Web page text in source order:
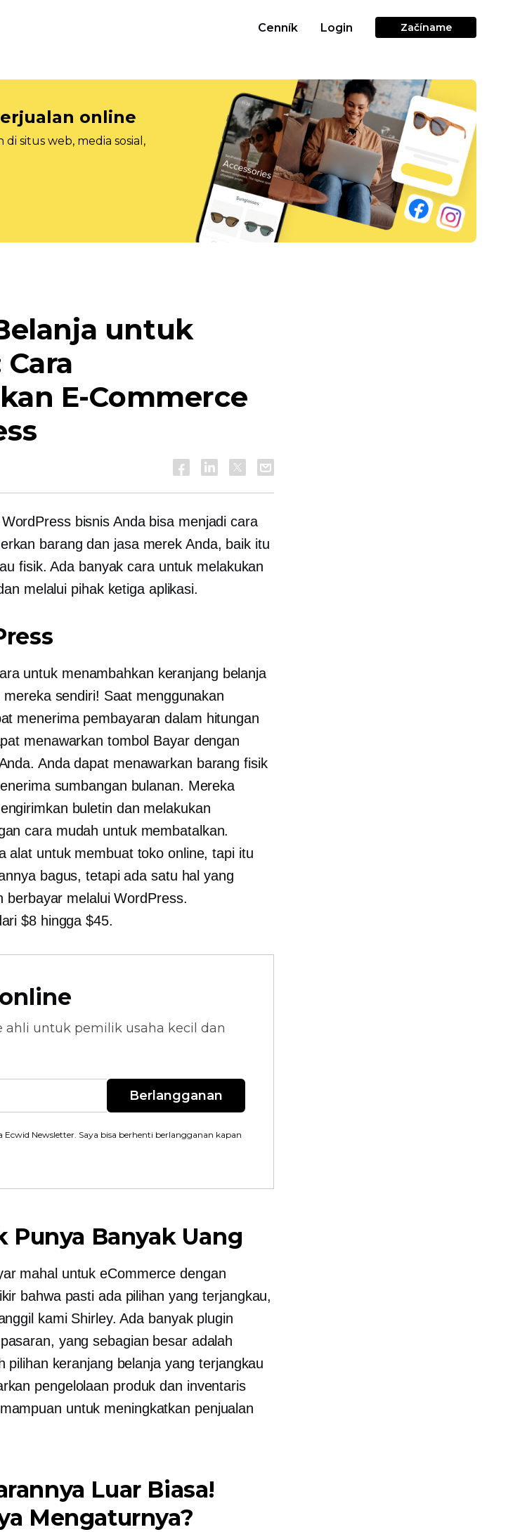
Cenník Login Začíname
online
situs web, media sosial,
untuk
E-Commerce
bisnis Anda bisa menjadi cara
barang dan jasa merek Anda, baik itu
fisik. Ada banyak cara untuk melakukan
melalui pihak ketigaaplikasi.
untuk menambahkan keranjang belanja
sendiri! Saat menggunakan
menerima pembayaran dalam hitungan
menawarkan tombol Bayar dengan
Anda dapat menawarkan barang fisik
sumbangan bulanan. Mereka
buletin dan melakukan
cara mudah untuk membatalkan.
alat untuk membuat toko online, tapi itu
bagus, tetapi ada satu hal yang
berbayar melalui WordPress.
$8 hingga $45.
ahli untuk pemilik usaha kecil dan
Berlangganan
Newsletter. Saya bisa berhenti berlangganan kapan
Punya Banyak Uang
mahal untuk eCommerce dengan
bahwa pasti ada pilihan yang terjangkau,
kami Shirley. Ada banyak plugin
yang sebagian besar adalah
pilihan keranjang belanja yang terjangkau
pengelolaan produk dan inventaris
untuk meningkatkan penjualan
Luar Biasa!
Mengaturnya?